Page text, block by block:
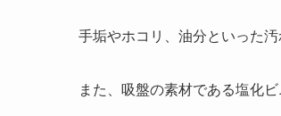
手垢やホコリ、油分といった
また、吸盤の素材である塩化